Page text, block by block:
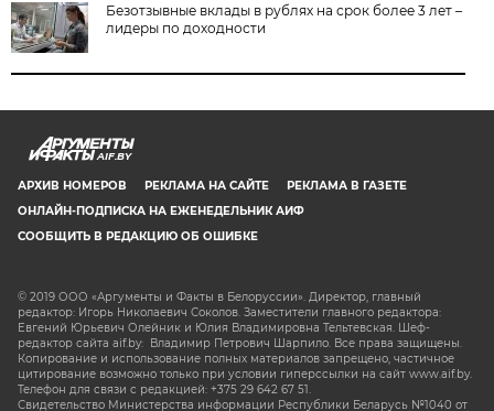
Безотзывные вклады в рублях на срок более 3 лет –
лидеры по доходности
AIF.BY
АРХИВ НОМЕРОВ РЕКЛАМА НА САЙТЕ
РЕКЛАМА В ГАЗЕТЕ
ОНЛАЙН-ПОДПИСКА НА ЕЖЕНЕДЕЛЬНИК АИФ
СООБЩИТЬ В РЕДАКЦИЮ ОБ ОШИБКЕ
© 2019 ООО «Аргументы и Факты в Белоруссии». Директор, главный
редактор: Игорь Николаевич Соколов. Заместители главного редактора:
Евгений Юрьевич Олейник и Юлия Владимировна Тельтевская. Шеф-
редактор сайта aif.by: Владимир Петрович Шарпило. Все права защищены.
Копирование и использование полных материалов запрещено, частичное
цитирование возможно только при условии гиперссылки на сайт www.aif.by.
Телефон для связи с редакцией: +375 29 642 67 51.
Свидетельство Министерства информации Республики Беларусь №1040 от